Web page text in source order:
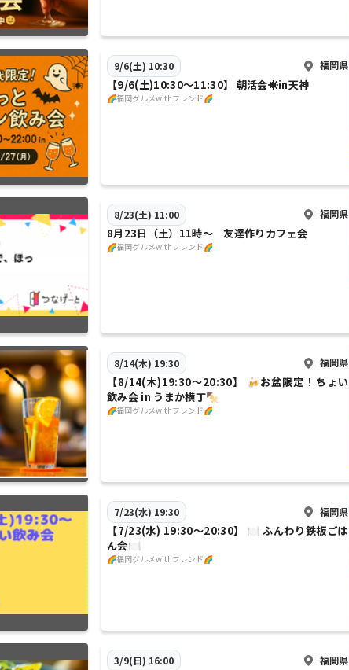
9/6(土) 10:30 福岡県
【9/6(土)10:30〜11:30】 朝活会☀️in天神
🌈福岡グルメwithフレンド🌈
8/23(土) 11:00 福岡県
8月23日（土）11時〜 友達作りカフェ会
🌈福岡グルメwithフレンド🌈
8/14(木) 19:30 福岡県
【8/14(木)19:30〜20:30】 🍻お盆限定！ちょい
飲み会 in うまか横丁🍢
🌈福岡グルメwithフレンド🌈
7/23(水) 19:30 福岡県
【7/23(水) 19:30〜20:30】 🍽️ ふんわり鉄板ごは
ん会🍽️
🌈福岡グルメwithフレンド🌈
3/9(日) 16:00 福岡県